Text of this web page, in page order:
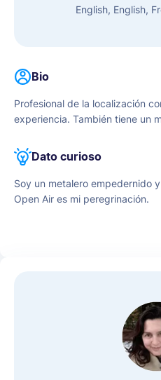
English, English,
Bio
Profesional de la localización
experiencia. También tiene un
Dato curioso
Soy un metalero empedernido
Open Air es mi peregrinación.